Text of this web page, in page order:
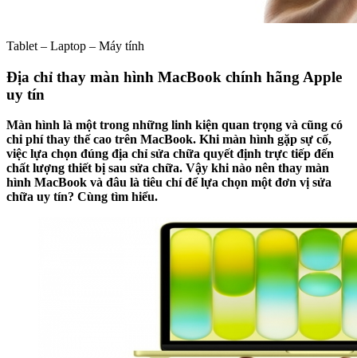
Tablet – Laptop – Máy tính
Địa chỉ thay màn hình MacBook chính hãng Apple
uy tín
Màn hình là một trong những linh kiện quan trọng và cũng có
chi phí thay thế cao trên MacBook. Khi màn hình gặp sự cố,
việc lựa chọn đúng địa chỉ sửa chữa quyết định trực tiếp đến
chất lượng thiết bị sau sửa chữa. Vậy khi nào nên thay màn
hình MacBook và đâu là tiêu chí để lựa chọn một đơn vị sửa
chữa uy tín? Cùng tìm hiểu.